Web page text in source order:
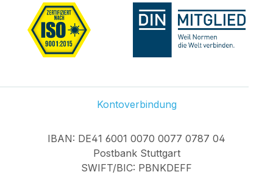
Kontoverbindung
IBAN: DE41 6001 0070 0077 0787 04
Postbank Stuttgart
SWIFT/BIC: PBNKDEFF